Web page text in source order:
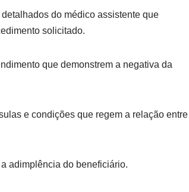
do médico assistente que
solicitado.
que demonstrem a negativa da
e condições que regem a relação entre
adimplência do beneficiário.